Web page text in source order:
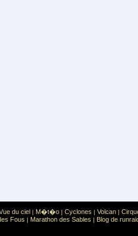
Sport: Sports extr�mes
du ciel | M�t�o | Cyclones | Volcan |
Fous | Marathon des Sables | Blog de